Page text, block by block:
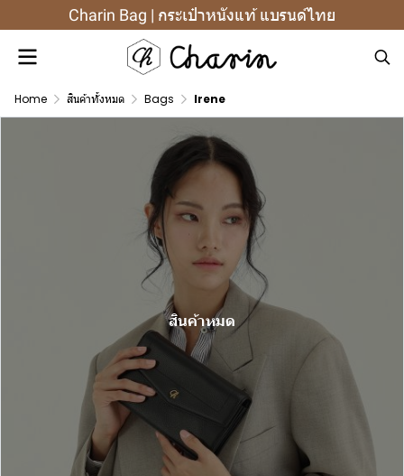
Charin Bag | กระเป๋าหนังแท้ แบรนด์ไทย
Home สินค้าทั้งหมด Bags Irene
สินค้าหมด